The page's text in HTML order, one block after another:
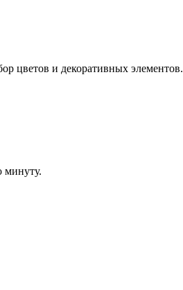
цветов и декоративных элементов.
минуту.